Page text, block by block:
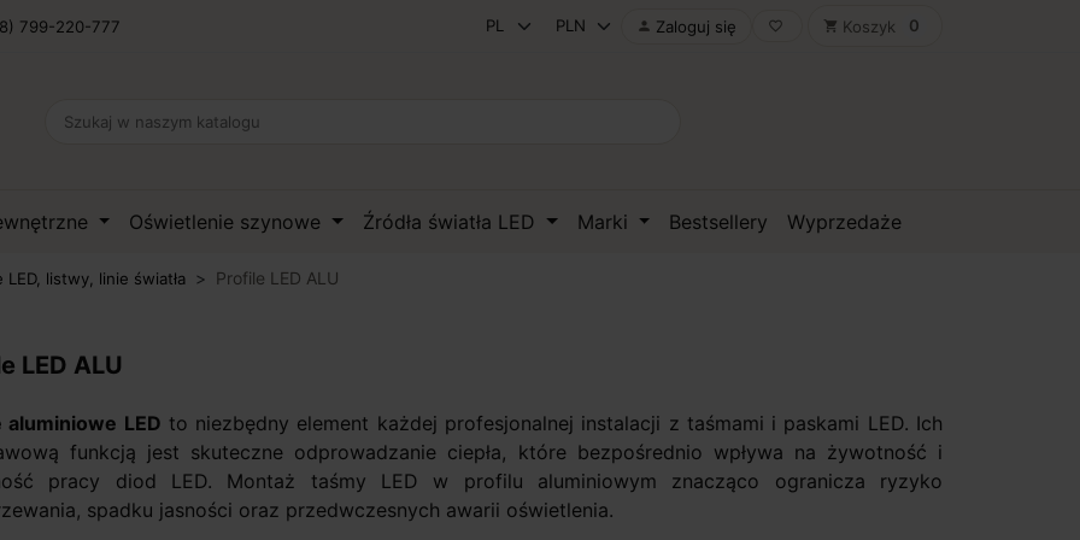
799-220-777  Zaloguj się favorite_border shopping_cart Koszyk 0
Oświetlenie szynowe Źródła światła LED Marki Bestsellery Wyprzedaże
LED, listwy, linie światła Profile LED ALU
LED ALU
aluminiowe LED to niezbędny element każdej profesjonalnej instalacji z taśmami i paskami LED. Ich
funkcją jest skuteczne odprowadzanie ciepła, które bezpośrednio wpływa na żywotność i
pracy diod LED. Montaż taśmy LED w profilu aluminiowym znacząco ogranicza ryzyko
spadku jasności oraz przedwczesnych awarii oświetlenia.